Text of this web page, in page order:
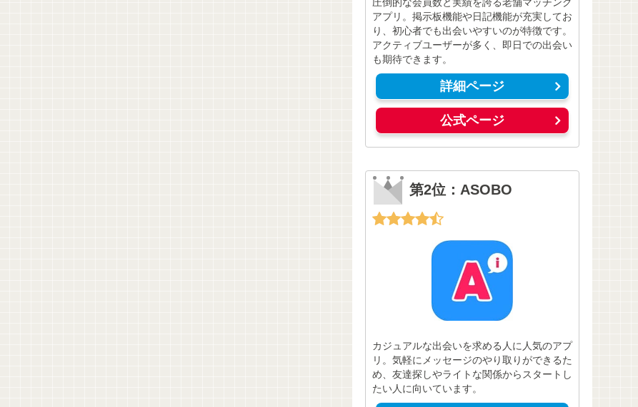
アプリ。掲示板機能や日記機能が充実してお
り、初心者でも出会いやすいのが特徴です。
アクティブユーザーが多く、即日での出会い
も期待できます。
詳細ページ
公式ページ
第2位：ASOBO
カジュアルな出会いを求める人に人気のアプ
リ。気軽にメッセージのやり取りができるた
め、友達探しやライトな関係からスタートし
たい人に向いています。